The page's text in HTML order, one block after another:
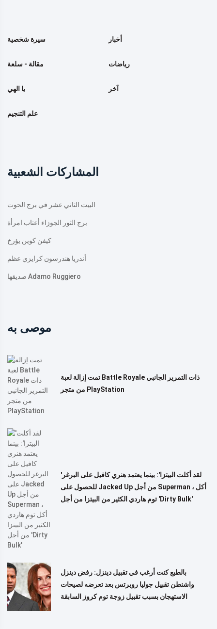
سيرة شخصية أخبار
مقالة - سلعة رياضات
يا الهي آخر
علم التنجيم
المشاركات الشعبية
البيت الثاني عشر في برج الحوت
برج الثور الجوزاء أعتاب امرأة
كيفن كوين يؤرخ
أندريا هندرسون كرايزي عظم
صديقها Adamo Ruggiero
موصى به
تمت إزالة لعبة Battle Royale ذات التمرير الجانبي
من متجر PlayStation
'لقد أكلت البيتزا': بينما يعتمد هنري كافيل على البرغر
للحصول على Jacked Up من أجل Superman ، أكل
توم هاردي الكثير من البيتزا من أجل 'Dirty Bulk'
بالطبع كنت أرغب في تقبيل دينزل: رفض دينزل
واشنطن تقبيل جوليا روبرتس بعد تعرضه لصيحات
الاستهجان بسبب تقبيل زوجة توم كروز السابقة